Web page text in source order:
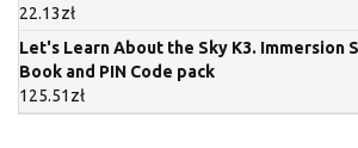
22.13zł
Let's Learn About the Sky K3. Immersion
Book and PIN Code pack
125.51 zł